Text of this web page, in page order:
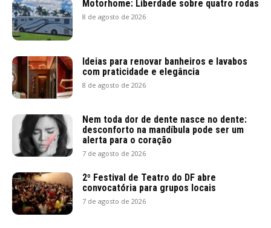
Motorhome: Liberdade sobre quatro rodas
8 de agosto de 2026
Ideias para renovar banheiros e lavabos
com praticidade e elegância
8 de agosto de 2026
Nem toda dor de dente nasce no dente:
desconforto na mandíbula pode ser um
alerta para o coração
7 de agosto de 2026
2º Festival de Teatro do DF abre
convocatória para grupos locais
7 de agosto de 2026